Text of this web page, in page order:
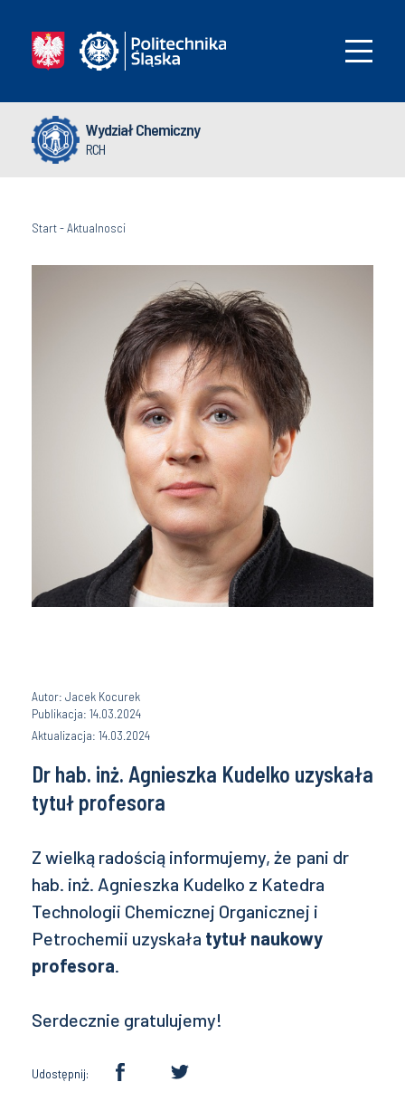
Wydział Chemiczny
RCH
Start-Aktualnosci
Autor: Jacek Kocurek
Publikacja: 14.03.2024
Aktualizacja: 14.03.2024
Dr hab. inż. Agnieszka Kudelko uzyskała
tytuł profesora
Z wielką radością informujemy, że pani dr
hab. inż. Agnieszka Kudelko z Katedra
Technologii Chemicznej Organicznej i
Petrochemii uzyskała tytuł naukowy
profesora.
Serdecznie gratulujemy!
Udostępnij: